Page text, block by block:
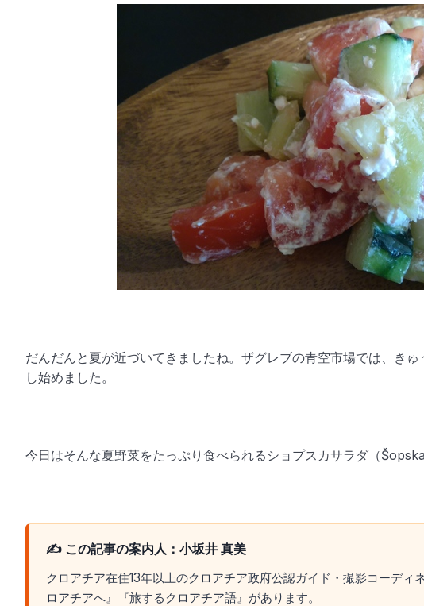
だんだんと夏が近づいてきましたね。ザグレブの青空市場では、き
し始めました。
今日はそんな夏野菜をたっぷり食べられるショプスカサラダ（
✍️ この記事の案内人：小坂井 真美
クロアチア在住13年以上のクロアチア政府公認ガイド・撮影コーデ
ロアチアへ』『旅するクロアチア語』があります。